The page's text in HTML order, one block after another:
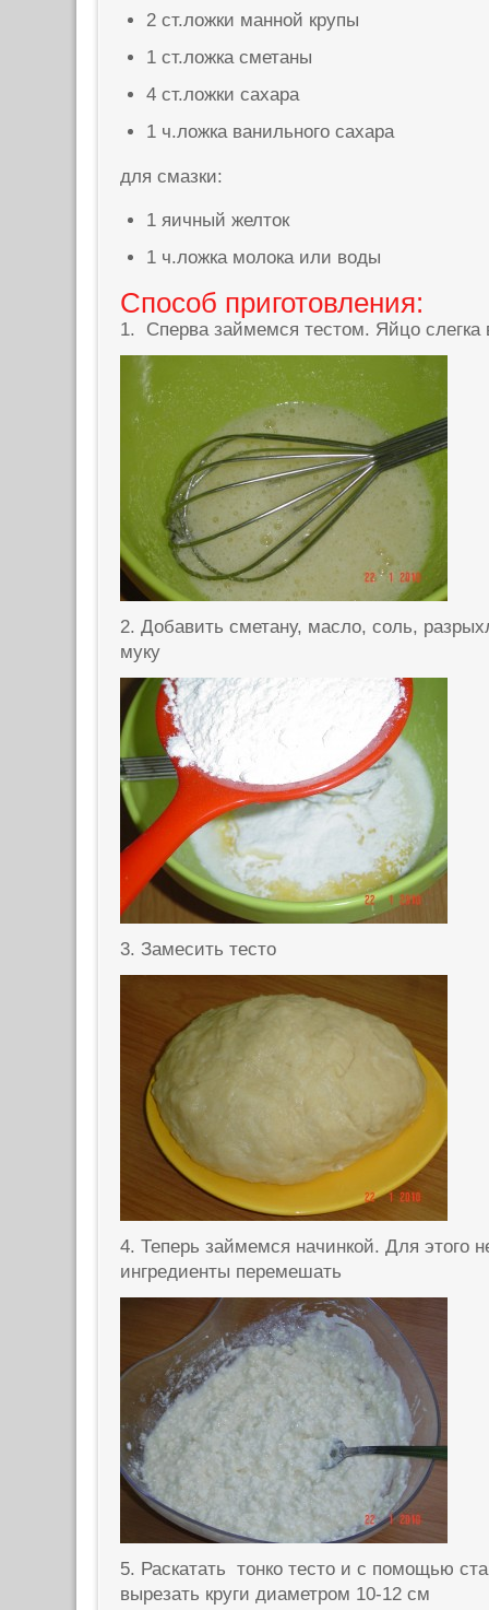
2 ст.ложки манной крупы
1 ст.ложка сметаны
4 ст.ложки сахара
1 ч.ложка ванильного сахара
для смазки:
1 яичный желток
1 ч.ложка молока или воды
Способ приготовления:
1. Сперва займемся тестом. Яйцо слегка
2. Добавить сметану, масло, соль,
муку
3. Замесить тесто
4. Теперь займемся начинкой. Для этого
ингредиенты перемешать
5. Раскатать тонко тесто и с помощью
вырезать круги диаметром 10-12 см